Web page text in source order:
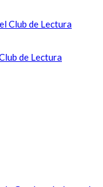
de Lectura